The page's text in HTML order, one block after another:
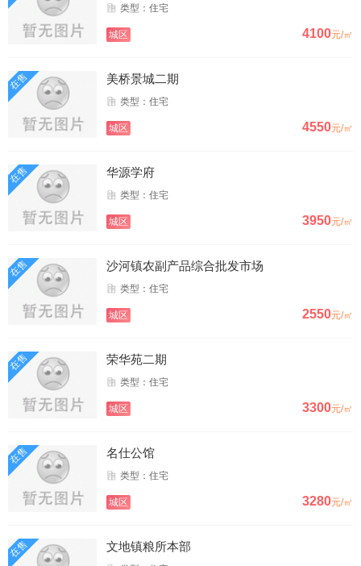
类型：住宅
城区 4100元/㎡
在售 美桥景城二期
类型：住宅
城区 4550元/㎡
在售 华源学府
类型：住宅
城区 3950元/㎡
在售 沙河镇农副产品综合批发市场
类型：住宅
城区 2550元/㎡
在售 荣华苑二期
类型：住宅
城区 3300元/㎡
在售 名仕公馆
类型：住宅
城区 3280元/㎡
在售 文地镇粮所本部